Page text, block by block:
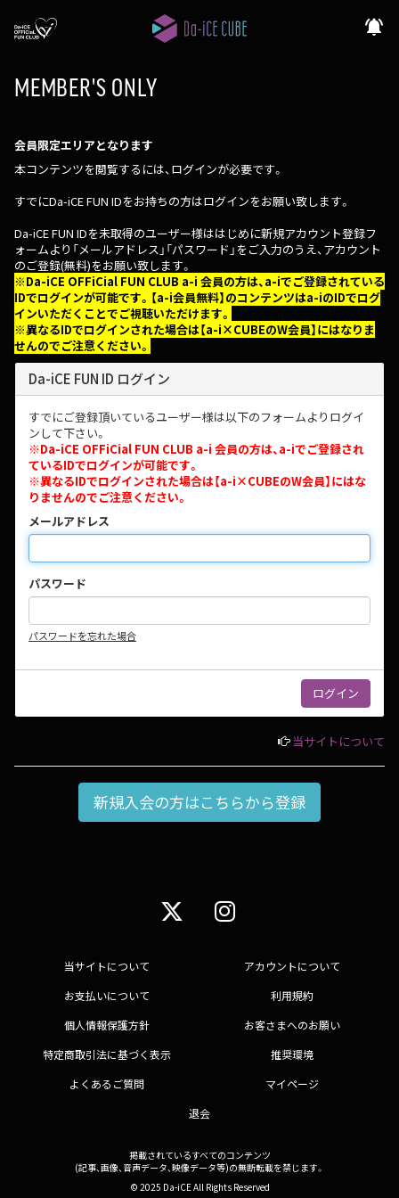
notifications_active
MEMBER'S ONLY
会員限定エリアとなります
本コンテンツを閲覧するには、ログインが必要です。
すでにDa-iCE FUN IDをお持ちの方はログインをお願い致します。
Da-iCE FUN IDを未取得のユーザー様ははじめに新規アカウント登録フ
ォームより「メールアドレス」「パスワード」をご入力のうえ、アカウント
のご登録(無料)をお願い致します。
※Da-iCE OFFiCial FUN CLUB a-i 会員の方は、a-iでご登録されている
IDでログインが可能です。【a-i会員無料】のコンテンツはa-iのIDでログ
インいただくことでご視聴いただけます。
※異なるIDでログインされた場合は【a-i×CUBEのW会員】にはなりま
せんのでご注意ください。
Da-iCE FUN ID ログイン
すでにご登録頂いているユーザー様は以下のフォームよりログイ
ンして下さい。
※Da-iCE OFFiCial FUN CLUB a-i 会員の方は、a-iでご登録され
ているIDでログインが可能です。
※異なるIDでログインされた場合は【a-i×CUBEのW会員】にはな
りませんのでご注意ください。
メールアドレス
パスワード
パスワードを忘れた場合
当サイトについて
新規入会の方はこちらから登録
当サイトについて
アカウントについて
お支払いについて
利用規約
個人情報保護方針
お客さまへのお願い
特定商取引法に基づく表示
推奨環境
よくあるご質問
マイページ
退会
掲載されているすべてのコンテンツ
(記事、画像、音声データ、映像データ等)の無断転載を禁じます。
© 2025 Da-iCE All Rights Reserved